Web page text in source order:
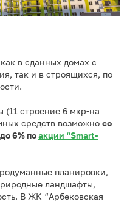
в сданных домах с
так и в строящихся, по
(11 строение 6 мкр-на
средств возможно со
6% поакции “Smart-
планировки,
ландшафты,
В ЖК “Арбековская